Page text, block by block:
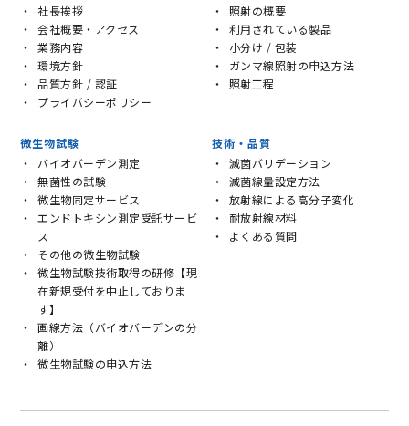
社長挨拶
会社概要・アクセス
業務内容
環境方針
品質方針 / 認証
プライバシーポリシー
照射の概要
利用されている製品
小分け / 包装
ガンマ線照射の申込方法
照射工程
微生物試験
バイオバーデン測定
無菌性の試験
微生物同定サービス
エンドトキシン測定受託サービ
ス
その他の微生物試験
微生物試験技術取得の研修【現
在新規受付を中止しておりま
す】
画線方法（バイオバーデンの分
離）
微生物試験の申込方法
技術・品質
滅菌バリデーション
滅菌線量設定方法
放射線による高分子変化
耐放射線材料
よくある質問